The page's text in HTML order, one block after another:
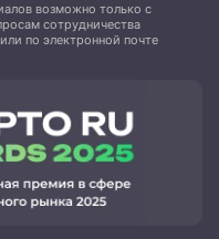
возможно только с
сотрудничества
или по электронной почте